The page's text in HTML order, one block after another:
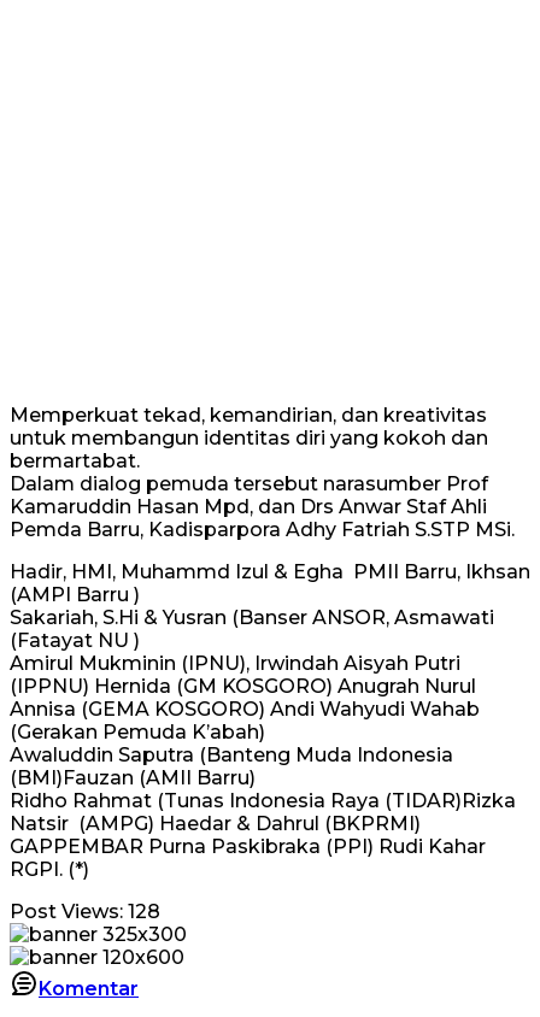
Memperkuat tekad, kemandirian, dan kreativitas
untuk membangun identitas diri yang kokoh dan
bermartabat.
Dalam dialog pemuda tersebut narasumber Prof
Kamaruddin Hasan Mpd, dan Drs Anwar Staf Ahli
Pemda Barru, Kadisparpora Adhy Fatriah S.STP MSi.
Hadir, HMI, Muhammd Izul & Egha PMII Barru, Ikhsan
(AMPI Barru )
Sakariah, S.Hi & Yusran (Banser ANSOR, Asmawati
(Fatayat NU )
Amirul Mukminin (IPNU), Irwindah Aisyah Putri
(IPPNU) Hernida (GM KOSGORO) Anugrah Nurul
Annisa (GEMA KOSGORO) Andi Wahyudi Wahab
(Gerakan Pemuda K’abah)
Awaluddin Saputra (Banteng Muda Indonesia
(BMI)Fauzan (AMII Barru)
Ridho Rahmat (Tunas Indonesia Raya (TIDAR)Rizka
Natsir (AMPG) Haedar & Dahrul (BKPRMI)
GAPPEMBAR Purna Paskibraka (PPI) Rudi Kahar
RGPI. (*)
Post Views: 128
Komentar